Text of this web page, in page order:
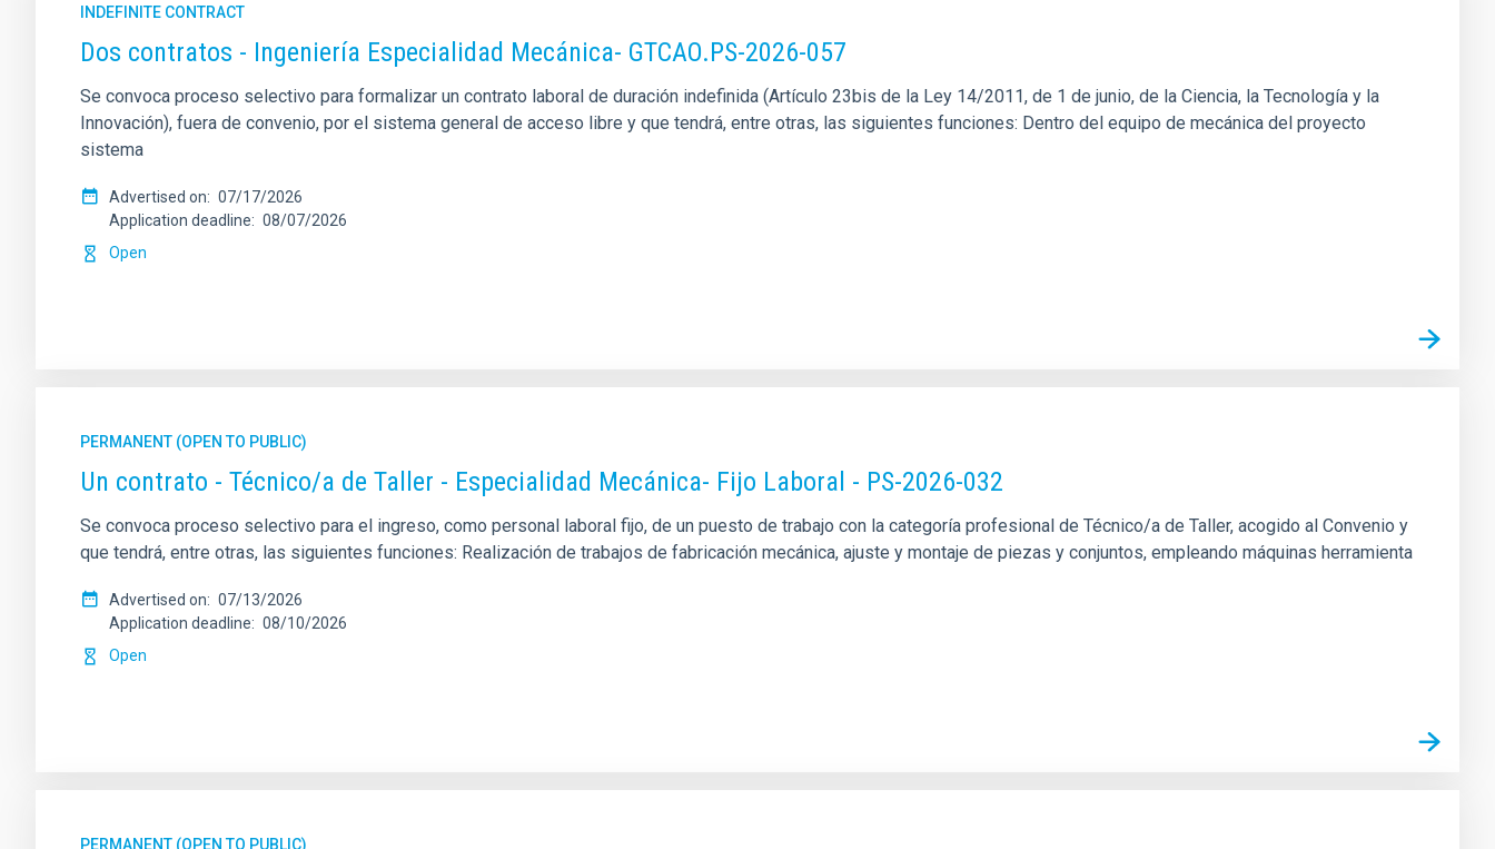
INDEFINITE CONTRACT
Dos contratos - Ingeniería Especialidad Mecánica- GTCAO.PS-2026-057
Se convoca proceso selectivo para formalizar un contrato laboral de duración indefinida (Artículo 23bis de la Ley 14/2011, de 1 de junio, de la Ciencia, la Tecnología y la
Innovación), fuera de convenio, por el sistema general de acceso libre y que tendrá, entre otras, las siguientes funciones: Dentro del equipo de mecánica del proyecto
sistema
Advertised on
07/17/2026
Application deadline
08/07/2026
Open
PERMANENT (OPEN TO PUBLIC)
Un contrato - Técnico/a de Taller - Especialidad Mecánica- Fijo Laboral - PS-2026-032
Se convoca proceso selectivo para el ingreso, como personal laboral fijo, de un puesto de trabajo con la categoría profesional de Técnico/a de Taller, acogido al Convenio y
que tendrá, entre otras, las siguientes funciones: Realización de trabajos de fabricación mecánica, ajuste y montaje de piezas y conjuntos, empleando máquinas herramienta
Advertised on
07/13/2026
Application deadline
08/10/2026
Open
PERMANENT (OPEN TO PUBLIC)